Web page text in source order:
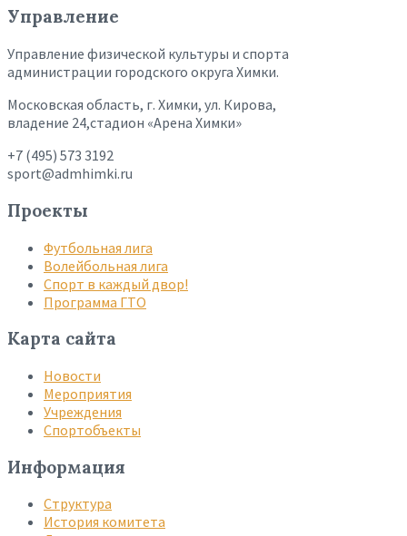
Управление
Управление физической культуры и спорта
администрации городского округа Химки.
Московская область, г. Химки, ул. Кирова,
владение 24,стадион «Арена Химки»
+7 (495) 573 3192
sport@admhimki.ru
Проекты
Футбольная лига
Волейбольная лига
Спорт в каждый двор!
Программа ГТО
Карта сайта
Новости
Мероприятия
Учреждения
Спортобъекты
Информация
Структура
История комитета